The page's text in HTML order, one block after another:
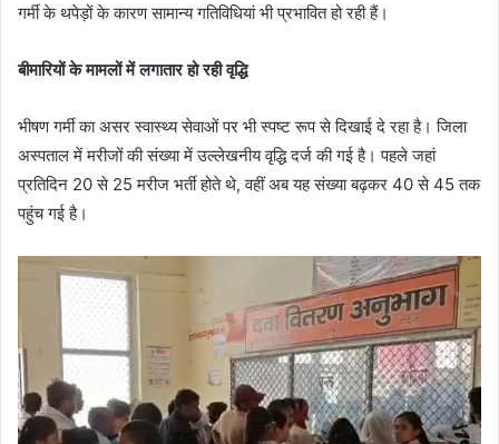
गर्मी के थपेड़ों के कारण सामान्य गतिविधियां भी प्रभावित हो रही हैं।
बीमारियों के मामलों में लगातार हो रही वृद्धि
भीषण गर्मी का असर स्वास्थ्य सेवाओं पर भी स्पष्ट रूप से दिखाई दे रहा है। जिला
अस्पताल में मरीजों की संख्या में उल्लेखनीय वृद्धि दर्ज की गई है। पहले जहां
प्रतिदिन 20 से 25 मरीज भर्ती होते थे, वहीं अब यह संख्या बढ़कर 40 से 45 तक
पहुंच गई है।